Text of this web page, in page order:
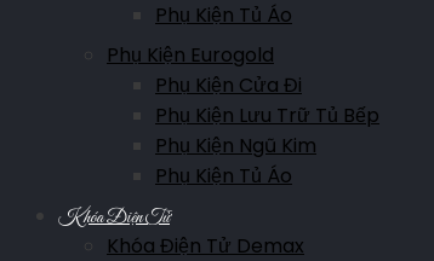
Phụ Kiện Tủ Áo
Phụ Kiện Eurogold
Phụ Kiện Cửa Đi
Phụ Kiện Lưu Trữ Tủ Bếp
Phụ Kiện Ngũ Kim
Phụ Kiện Tủ Áo
Khóa Điện Tử
Khóa Điện Tử Demax